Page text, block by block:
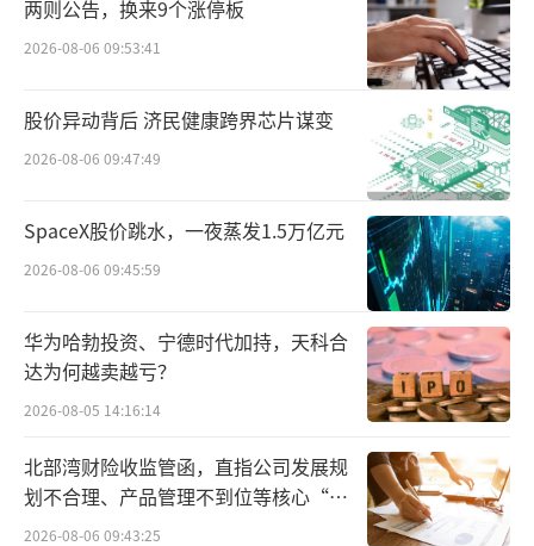
诉，要求东方甄选就此事做出公开道歉并消除
影响，将保留进一步追究东方甄选以及主播天
两则公告，换来9个涨停板
2026-08-06 09:53:41
股价异动背后 济民健康跨界芯片谋变
2026-08-06 09:47:49
SpaceX股价跳水，一夜蒸发1.5万亿元
2026-08-06 09:45:59
华为哈勃投资、宁德时代加持，天科合
达为何越卖越亏？
2026-08-05 14:16:14
北部湾财险收监管函，直指公司发展规
划不合理、产品管理不到位等核心“痛
点”
2026-08-06 09:43:25